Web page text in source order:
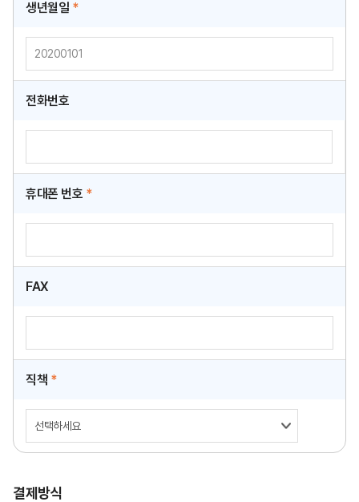
생년월일 *
전화번호
휴대폰 번호 *
FAX
직책 *
결제방식